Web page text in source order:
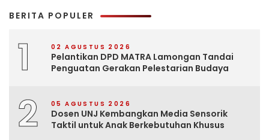
BERITA POPULER
1 02 AGUSTUS 2026
Pelantikan DPD MATRA Lamongan Tandai
Penguatan Gerakan Pelestarian Budaya
2 05 AGUSTUS 2026
Dosen UNJ Kembangkan Media Sensorik
Taktil untuk Anak Berkebutuhan Khusus